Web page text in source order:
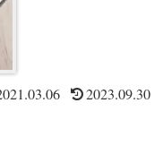
2023.09.30